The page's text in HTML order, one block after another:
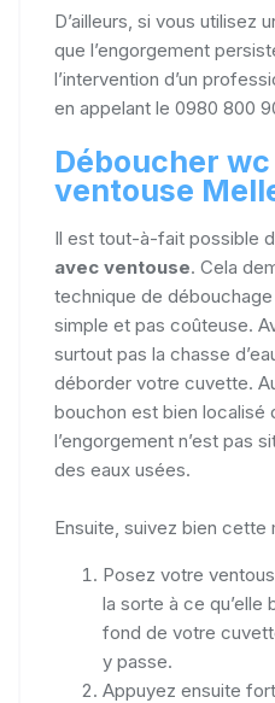
D’ailleurs, si vous utilisez
que l’engorgement
l’intervention d’un
en appelant le 0980 800
Déboucher
ventouse
Il est tout-à-fait possible
avec ventouse. Cela
technique de
simple et pas coûteuse.
surtout pas la chasse
déborder votre cuvette.
bouchon est bien
l’engorgement n’est pas
des eaux usées.
Ensuite, suivez bien cette
Posez votre
la sorte à ce qu’elle
fond de votre
y passe.
Appuyez ensuite